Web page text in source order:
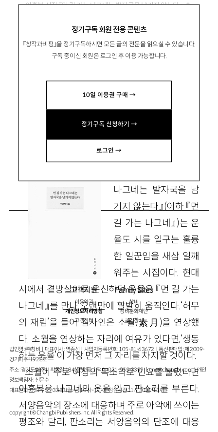
정기구독 회원 전용 콘텐츠
『창작과비평』을 정기구독하시면 모든 글의 전문을 읽으실 수 있습니다.
구독 중이신 회원은 로그인 후 이용 가능합니다.
10일 이용권 구매 →
정기구독 신청하기 →
로그인 →
이흔복 시집 『먼 길 가는 나그네는 발자국을 남기지 않는다』, 솔
나그네가 우는 날은 그늘이 넓다
김종훈金鍾勳
문학평론가 splive@chol.com
나그네는 발자국을 남
기지 않는다』(이하 『먼
길 가는 나그네』)는 운
율도 시를 일구는 훌륭
한 일꾼임을 새삼 일깨
워주는 시집이다. 현대
시에서 곁방살이로 운신하던 운율은 『먼 길 가는
나그네』를 만나 오랜만에 활발히 움직인다.‘허무
의 재림’을 들어 김사인은 소월(素月)을 연상했
다. 소월을 연상하는 자리에 여유가 있다면,‘생동
하는 운율’이 가장 먼저 그 자리를 차지할 것이다.
소월이 주로 여성의 목소리로 민요를 불렀다면
이흔복은 나그네의 옷을 입고 판소리를 부른다.
서양음악의 장조에 대응하며 주로 아악에 쓰이는
평조와 달리, 판소리는 서양음악의 단조에 대응
고객지원
이용약관
개인정보처리방침
고객센터
Family Sites
창비
창비문화재단
클럽창비
법인명 : ㈜창비ㅣ대표이사 : 염종선ㅣ사업자등록번호 : 105-81-63672ㅣ통신판매업 : 제 2009-
경기파주-1928호
주소 : 경기도 파주시 회동길 184(문발동)ㅣ팩스 : 031-955-3399 ㅣcnc@changbi.comㅣ개인
정보책임자 : 신문수
대표전화 : 031-955-3333(월~금 10시~17시), 점심시간 11시 30분~13시
copyright © Changbi Publishers, inc. All Rights Reserved.